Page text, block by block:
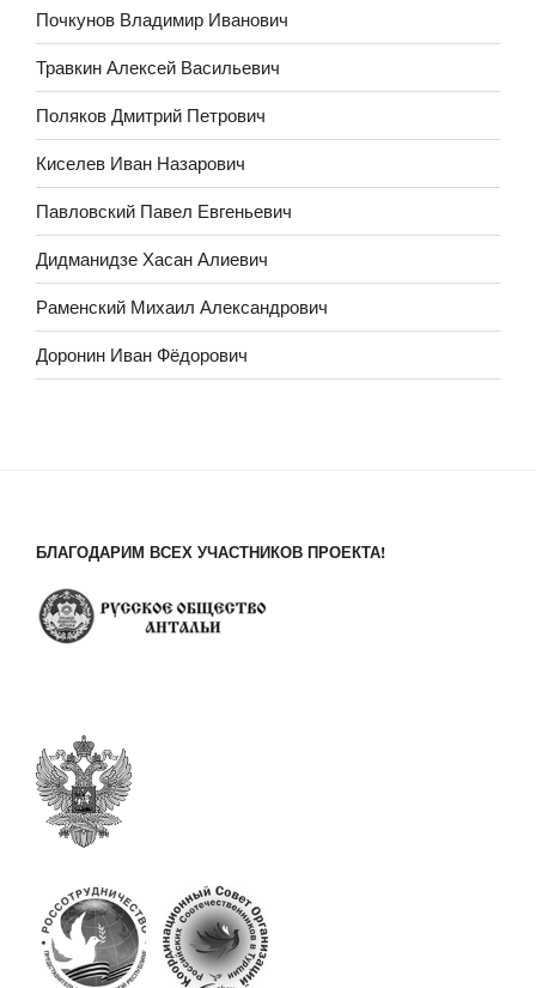
Почкунов Владимир Иванович
Травкин Алексей Васильевич
Поляков Дмитрий Петрович
Киселев Иван Назарович
Павловский Павел Евгеньевич
Дидманидзе Хасан Алиевич
Раменский Михаил Александрович
Доронин Иван Фёдорович
БЛАГОДАРИМ ВСЕХ УЧАСТНИКОВ ПРОЕКТА!